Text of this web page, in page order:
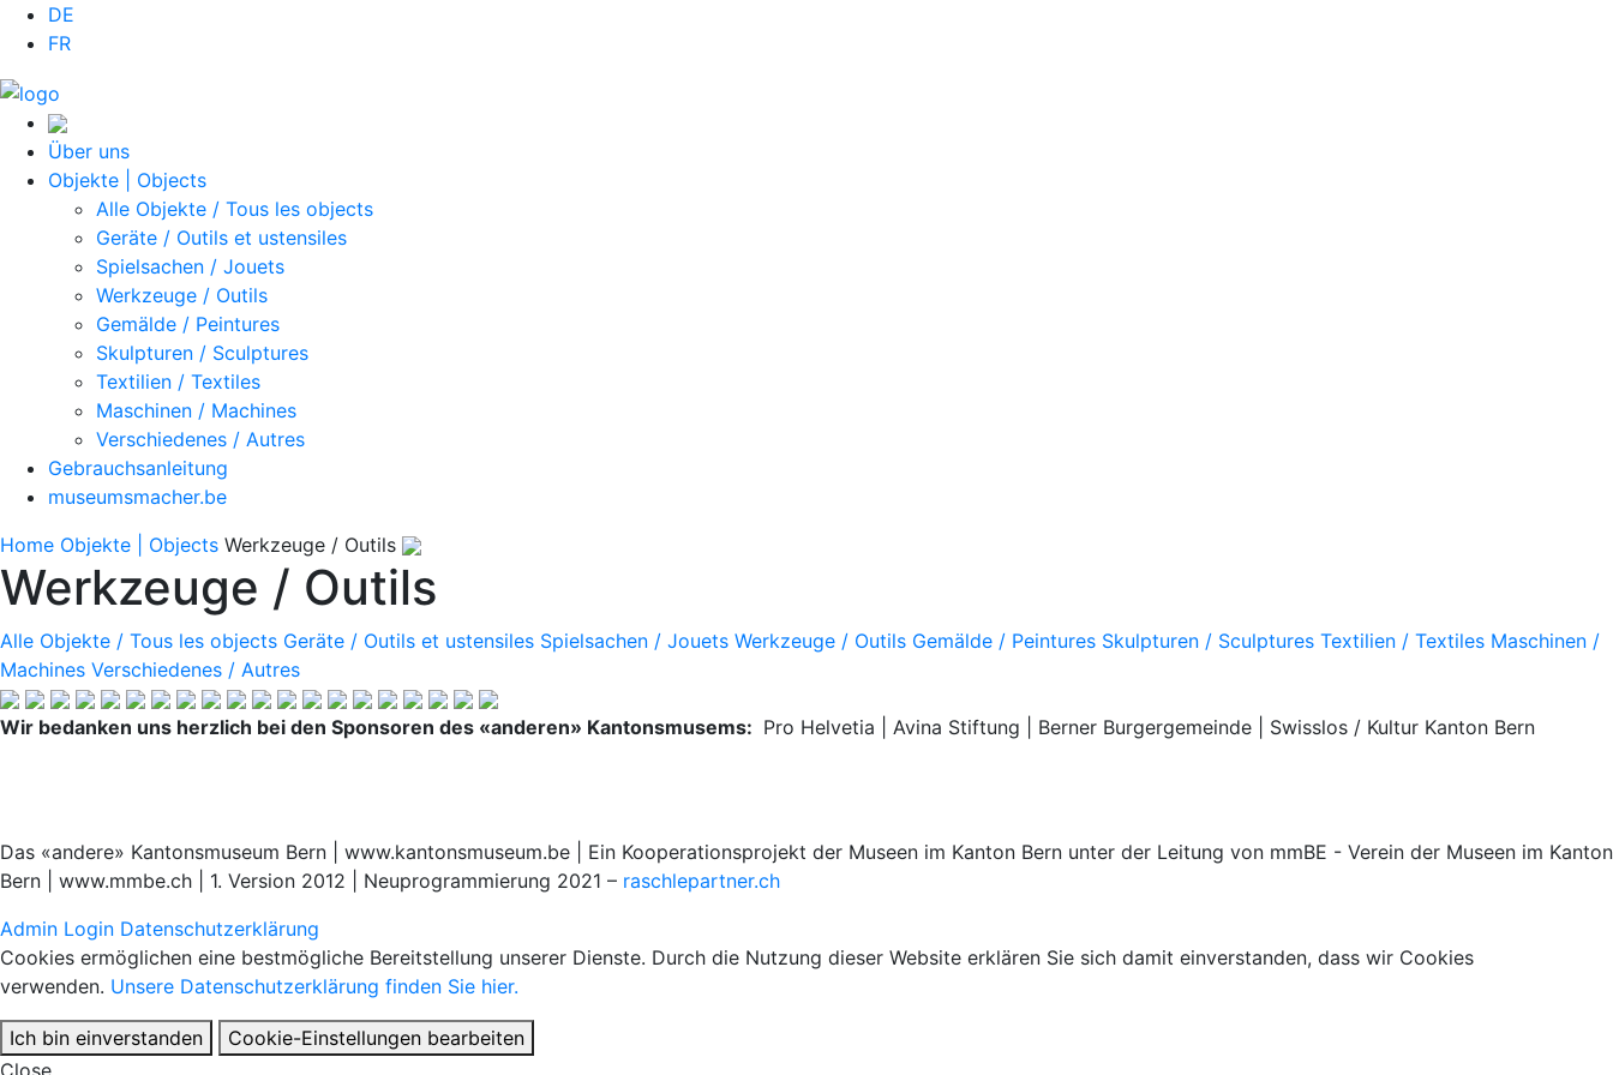
DE
FR
Über uns
Objekte | Objects
Alle Objekte / Tous les objects
Geräte / Outils et ustensiles
Spielsachen / Jouets
Werkzeuge / Outils
Gemälde / Peintures
Skulpturen / Sculptures
Textilien / Textiles
Maschinen / Machines
Verschiedenes / Autres
Gebrauchsanleitung
museumsmacher.be
Home Objekte | Objects Werkzeuge / Outils
Werkzeuge / Outils
Alle Objekte / Tous les objects Geräte / Outils et ustensiles Spielsachen / Jouets Werkzeuge / Outils Gemälde / Peintures Skulpturen / Sculptures Textilien / Textiles Maschinen /
Machines Verschiedenes / Autres
Wir bedanken uns herzlich bei den Sponsoren des «anderen» Kantonsmusems: Pro Helvetia | Avina Stiftung | Berner Burgergemeinde | Swisslos / Kultur Kanton Bern
Das «andere» Kantonsmuseum Bern | www.kantonsmuseum.be | Ein Kooperationsprojekt der Museen im Kanton Bern unter der Leitung von mmBE - Verein der Museen im Kanton
Bern | www.mmbe.ch | 1. Version 2012 | Neuprogrammierung 2021 – raschlepartner.ch
Admin Login Datenschutzerklärung
Cookies ermöglichen eine bestmögliche Bereitstellung unserer Dienste. Durch die Nutzung dieser Website erklären Sie sich damit einverstanden, dass wir Cookies
verwenden. Unsere Datenschutzerklärung finden Sie hier.
Ich bin einverstanden
Cookie-Einstellungen bearbeiten
Close